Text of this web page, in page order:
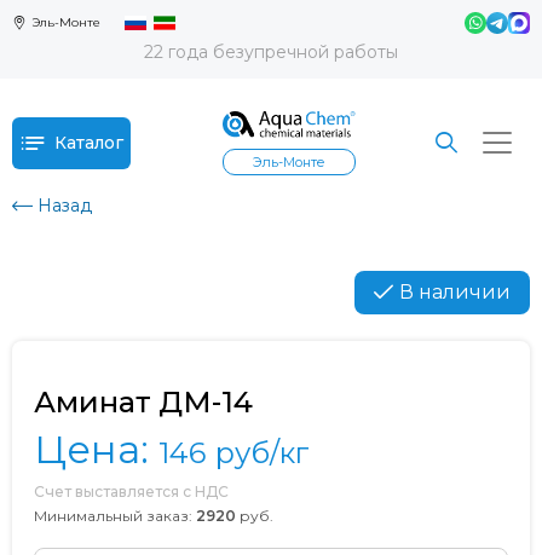
Эль-Монте
22 года безупречной работы
Каталог
Эль-Монте
Назад
В наличии
Аминат ДМ-14
Цена: 146 руб/кг
Счет выставляется с НДС
Минимальный заказ: 2920 руб.